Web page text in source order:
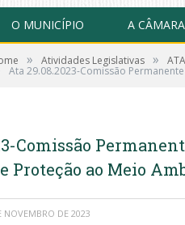
O MUNICÍPIO A CÂMARA
» Atividades Legislativas »
Ata 29.08.2023-Comissão
Comissão
Proteção ao Meio
NOVEMBRO DE 2023